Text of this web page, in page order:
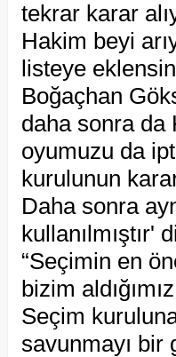
tekrar karar
Hakim beyi
listeye
Boğaçhan
daha sonra da
oyumuzu da
kurulunun
Daha sonra
“Seçimin en
bizim
Seçim
savunmayı bir